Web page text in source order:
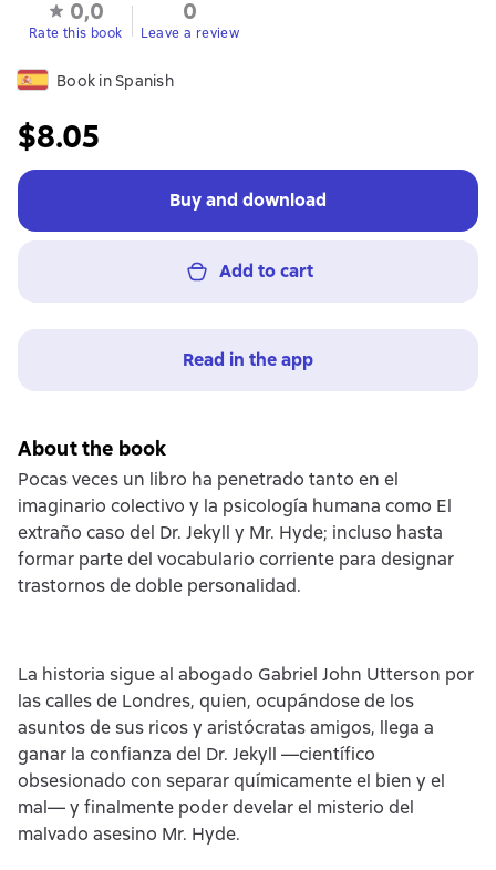
0,0
Rate this book
0
Leave a review
Book in Spanish
$8.05
Buy and download
Add to cart
Read in the app
About the book
Pocas veces un libro ha penetrado tanto en el
imaginario colectivo y la psicología humana como El
extraño caso del Dr. Jekyll y Mr. Hyde; incluso hasta
formar parte del vocabulario corriente para designar
trastornos de doble personalidad.
La historia sigue al abogado Gabriel John Utterson por
las calles de Londres, quien, ocupándose de los
asuntos de sus ricos y aristócratas amigos, llega a
ganar la confianza del Dr. Jekyll —científico
obsesionado con separar químicamente el bien y el
mal— y finalmente poder develar el misterio del
malvado asesino Mr. Hyde.